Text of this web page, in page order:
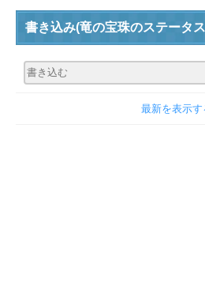
書き込み(竜の宝珠のステータ
最新を表示す